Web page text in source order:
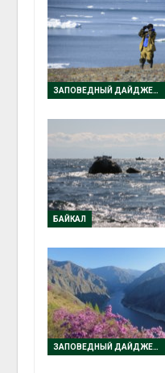
ЗАПОВЕДНЫЙ ДАЙДЖЕСТ
БАЙКАЛ
ЗАПОВЕДНЫЙ ДАЙДЖЕСТ